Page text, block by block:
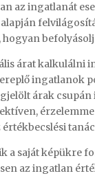
az ingatlanát
árat kalkulálni
ingatlanok
árak
a saját képükre
az ingatlan